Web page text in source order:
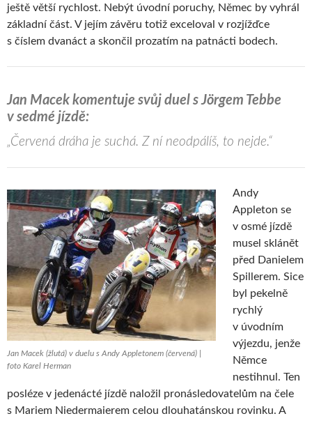
ještě větší rychlost. Nebýt úvodní poruchy, Němec by vyhrál
základní část. V jejím závěru totiž exceloval v rozjížďce
s číslem dvanáct a skončil prozatím na patnácti bodech.
Jan Macek komentuje svůj duel s Jörgem Tebbe
v sedmé jízdě:
„Červená dráha je suchá. Z ní neodpálíš, to nejde.“
Jan Macek (žlutá) v duelu s Andy Appletonem (červená) |
foto Karel Herman
Andy
Appleton se
v osmé jízdě
musel sklánět
před Danielem
Spillerem. Sice
byl pekelně
rychlý
v úvodním
výjezdu, jenže
Němce
nestihnul. Ten
posléze v jedenácté jízdě naložil pronásledovatelům na čele
s Mariem Niedermaierem celou dlouhatánskou rovinku. A